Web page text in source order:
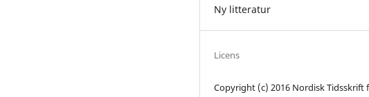
Ny litteratur
Licens
Copyright (c) 2016 Nordisk Tidsskrift